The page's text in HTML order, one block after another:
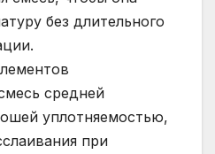
без длительного
средней
уплотняемостью,
при